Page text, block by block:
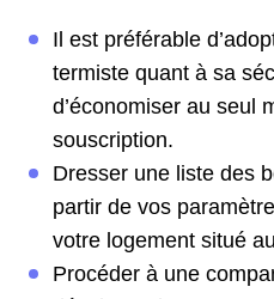
Il est préférable
termiste quant à sa
d’économiser au seul
souscription.
Dresser une liste des
partir de vos
votre logement situé
Procéder à une